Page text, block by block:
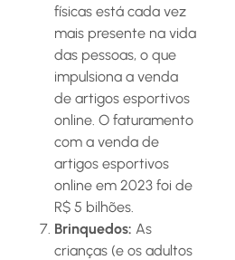
físicas está cada vez
mais presente na vida
das pessoas, o que
impulsiona a venda
de artigos esportivos
online. O faturamento
com a venda de
artigos esportivos
online em 2023 foi de
R$ 5 bilhões.
Brinquedos: As
crianças (e os adultos